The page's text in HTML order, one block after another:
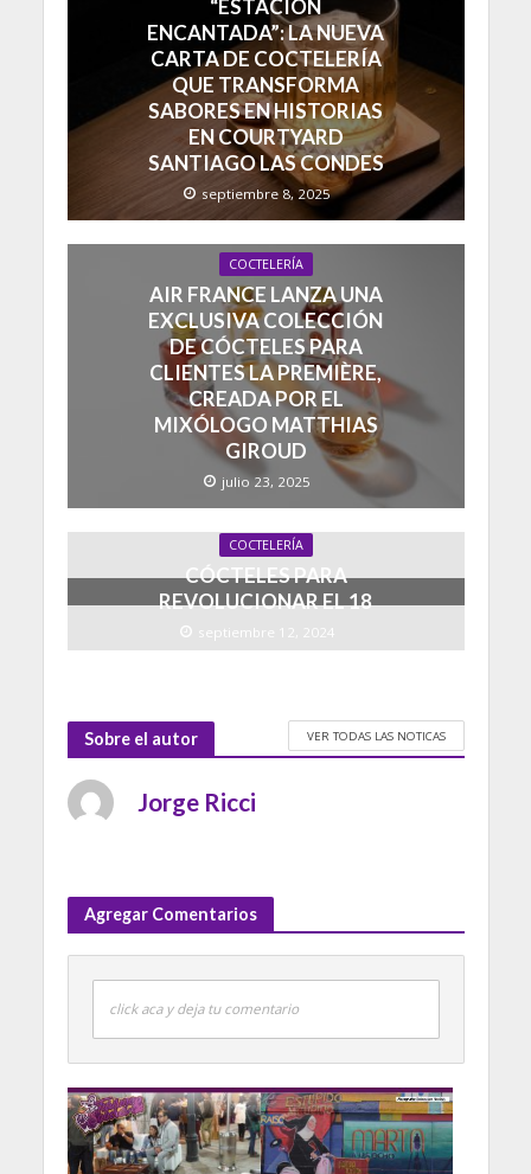
“ESTACIÓN
ENCANTADA”: LA NUEVA
CARTA DE COCTELERÍA
QUE TRANSFORMA
SABORES EN HISTORIAS
EN COURTYARD
SANTIAGO LAS CONDES
septiembre 8, 2025
COCTELERÍA
AIR FRANCE LANZA UNA
EXCLUSIVA COLECCIÓN
DE CÓCTELES PARA
CLIENTES LA PREMIÈRE,
CREADA POR EL
MIXÓLOGO MATTHIAS
GIROUD
julio 23, 2025
COCTELERÍA
CÓCTELES PARA
REVOLUCIONAR EL 18
septiembre 12, 2024
Sobre el autor VER TODAS LAS NOTICAS
Jorge Ricci
Agregar Comentarios
click aca y deja tu comentario